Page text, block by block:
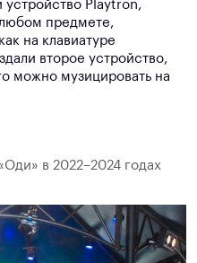
устройство Playtron,
любом предмете,
на клавиатуре
второе устройство,
можно музицировать на
в 2022–2024 годах